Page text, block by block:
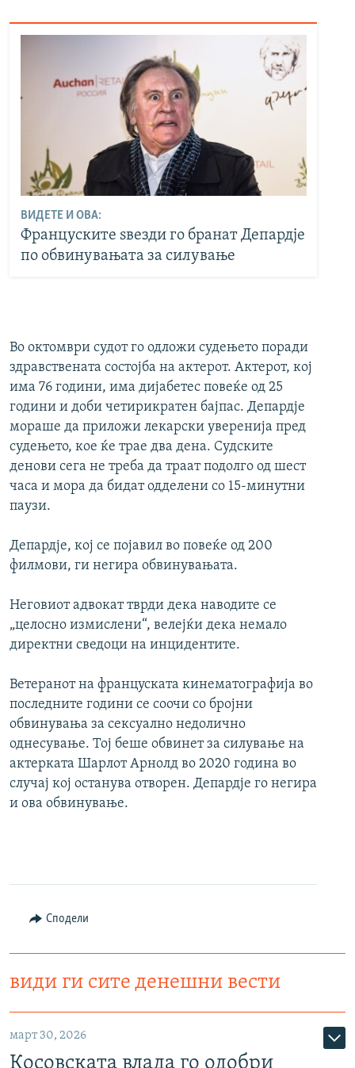
ВИДЕТЕ И ОВА:
Француските ѕвезди го бранат Депардје
по обвинувањата за силување
Во октомври судот го одложи судењето поради
здравствената состојба на актерот. Актерот, кој
има 76 години, има дијабетес повеќе од 25
години и доби четирикратен бајпас. Депардје
мораше да приложи лекарски уверенија пред
судењето, кое ќе трае два дена. Судските
денови сега не треба да траат подолго од шест
часа и мора да бидат одделени со 15-минутни
паузи.
Депардје, кој се појавил во повеќе од 200
филмови, ги негира обвинувањата.
Неговиот адвокат тврди дека наводите се
„целосно измислени“, велејќи дека немало
директни сведоци на инцидентите.
Ветеранот на француската кинематографија во
последните години се соочи со бројни
обвинувања за сексуално недолично
однесување. Тој беше обвинет за силување на
актерката Шарлот Арнолд во 2020 година во
случај кој останува отворен. Депардје го негира
и ова обвинување.
Сподели
види ги сите денешни вести
март 30, 2026
Косовската влада го одобри